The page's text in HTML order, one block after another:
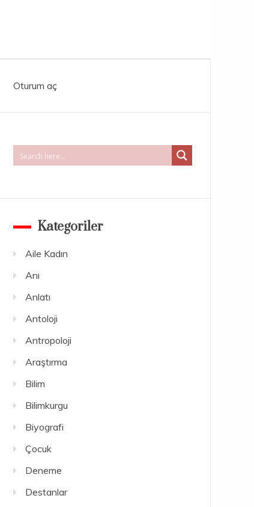
Oturum aç
Kategoriler
Aile Kadın
Anı
Anlatı
Antoloji
Antropoloji
Araştırma
Bilim
Bilimkurgu
Biyografi
Çocuk
Deneme
Destanlar